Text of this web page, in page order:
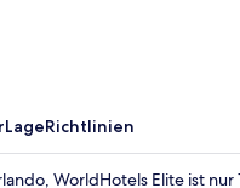
LageRichtlinien
WorldHotels Elite ist